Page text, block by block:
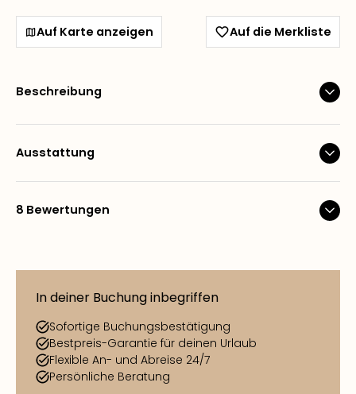
Auf Karte anzeigen Auf die Merkliste
Beschreibung
Ausstattung
8 Bewertungen
In deiner Buchung inbegriffen
Sofortige Buchungsbestätigung
Bestpreis-Garantie für deinen Urlaub
Flexible An- und Abreise 24/7
Persönliche Beratung